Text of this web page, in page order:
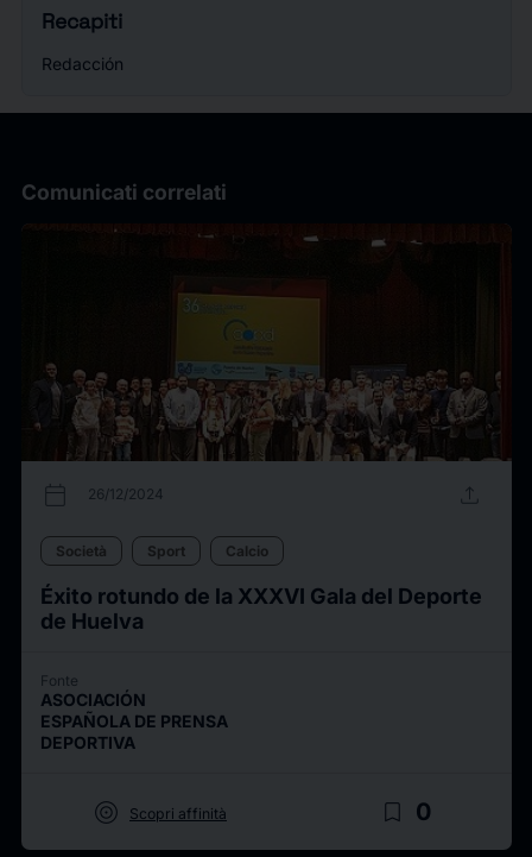
Recapiti
Redacción
Comunicati correlati
calendar_today 26/12/2024 upload
Società Sport Calcio
Éxito rotundo de la XXXVI Gala del Deporte
de Huelva
Fonte
ASOCIACIÓN
ESPAÑOLA DE PRENSA
DEPORTIVA
target Scopri affinità bookmark_border 0